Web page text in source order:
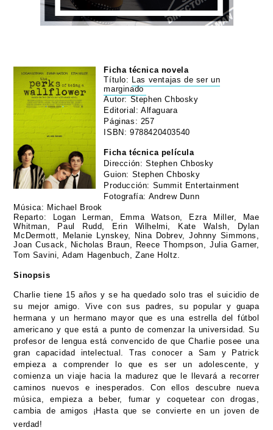
Ficha técnica novela
Título: Las ventajas de ser un
marginado
Autor: Stephen Chbosky
Editorial: Alfaguara
Páginas: 257
ISBN:9788420403540
Ficha técnica película
Dirección: Stephen Chbosky
Guion: Stephen Chbosky
Producción: Summit Entertainment
Fotografía: Andrew Dunn
Música: Michael Brook
Reparto: Logan Lerman, Emma Watson, Ezra Miller, Mae
Whitman, Paul Rudd, Erin Wilhelmi, Kate Walsh, Dylan
McDermott, Melanie Lynskey, Nina Dobrev, Johnny Simmons,
Joan Cusack, Nicholas Braun, Reece Thompson, Julia Garner,
Tom Savini, Adam Hagenbuch, Zane Holtz.
Sinopsis
Charlie tiene 15 años y se ha quedado solo tras el suicidio de
su mejor amigo. Vive con sus padres, su popular y guapa
hermana y un hermano mayor que es una estrella del fútbol
americano y que está a punto de comenzar la universidad. Su
profesor de lengua está convencido de que Charlie posee una
gran capacidad intelectual. Tras conocer a Sam y Patrick
empieza a comprender lo que es ser un adolescente, y
comienza un viaje hacia la madurez que le llevará a recorrer
caminos nuevos e inesperados. Con ellos descubre nueva
música, empieza a beber, fumar y coquetear con drogas,
cambia de amigos ¡Hasta que se convierte en un joven de
verdad!